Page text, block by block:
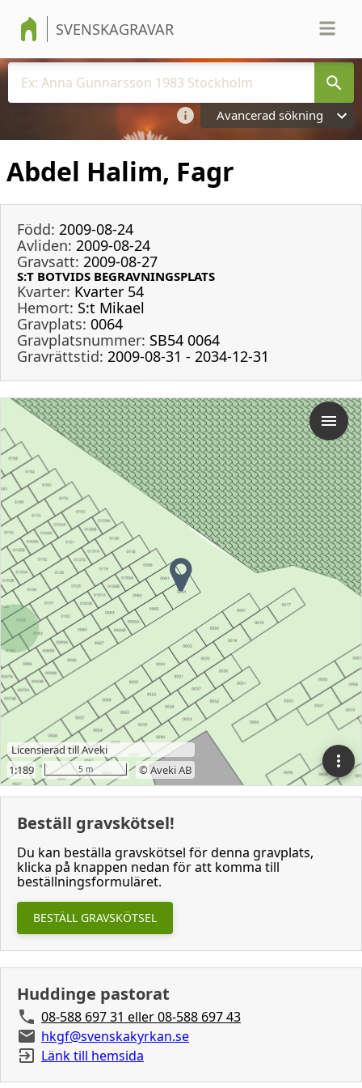
SVENSKAGRAVAR
Avancerad sökning
Abdel Halim, Fagr
Född: 2009-08-24
Avliden: 2009-08-24
Gravsatt: 2009-08-27
S:T BOTVIDS BEGRAVNINGSPLATS
Kvarter: Kvarter 54
Hemort: S:t Mikael
Gravplats: 0064
Gravplatsnummer: SB54 0064
Gravrättstid: 2009-08-31 - 2034-12-31
Beställ gravskötsel!
Du kan beställa gravskötsel för denna gravplats,
klicka på knappen nedan för att komma till
beställningsformuläret.
BESTÄLL GRAVSKÖTSEL
Huddinge pastorat
08-588 697 31 eller 08-588 697 43
hkgf@svenskakyrkan.se
Länk till hemsida